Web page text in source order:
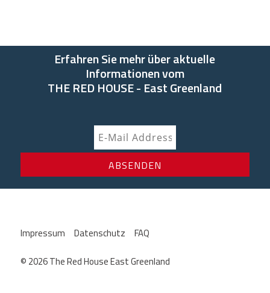
Erfahren Sie mehr über aktuelle
Informationen vom
THE RED HOUSE - East Greenland
Impressum Datenschutz FAQ
© 2026 The Red House East Greenland